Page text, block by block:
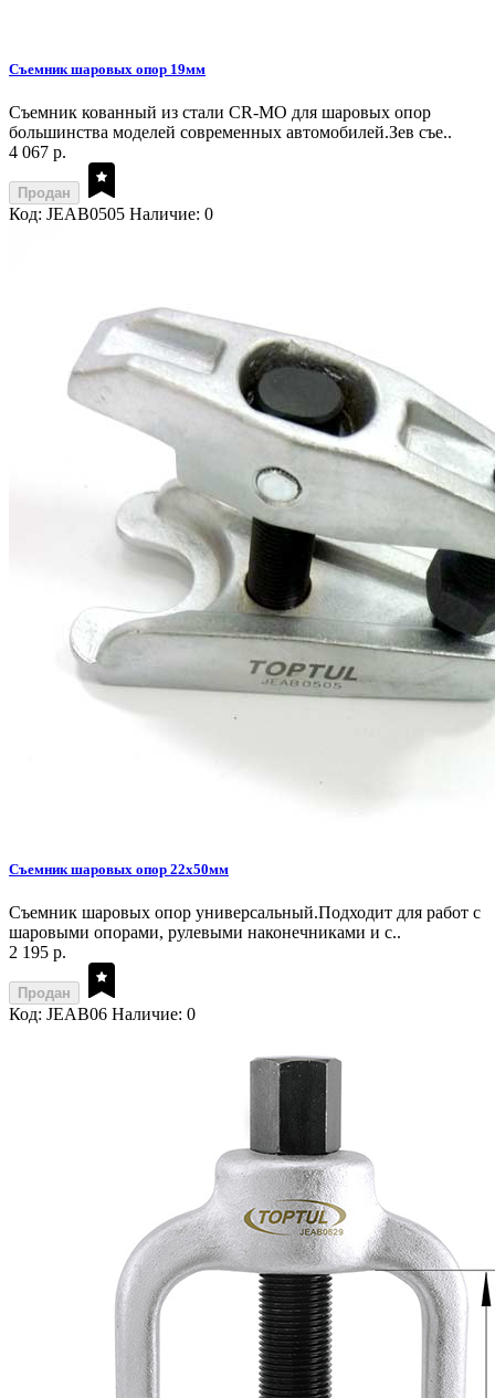
Съемник шаровых опор 19мм
Съемник кованный из стали CR-MO для шаровых опор
большинства моделей современных автомобилей.Зев съе..
4 067 р.
Продан
Код: JEAB0505 Наличие: 0
Съемник шаровых опор 22x50мм
Съемник шаровых опор универсальный.Подходит для работ с
шаровыми опорами, рулевыми наконечниками и с..
2 195 р.
Продан
Код: JEAB06 Наличие: 0